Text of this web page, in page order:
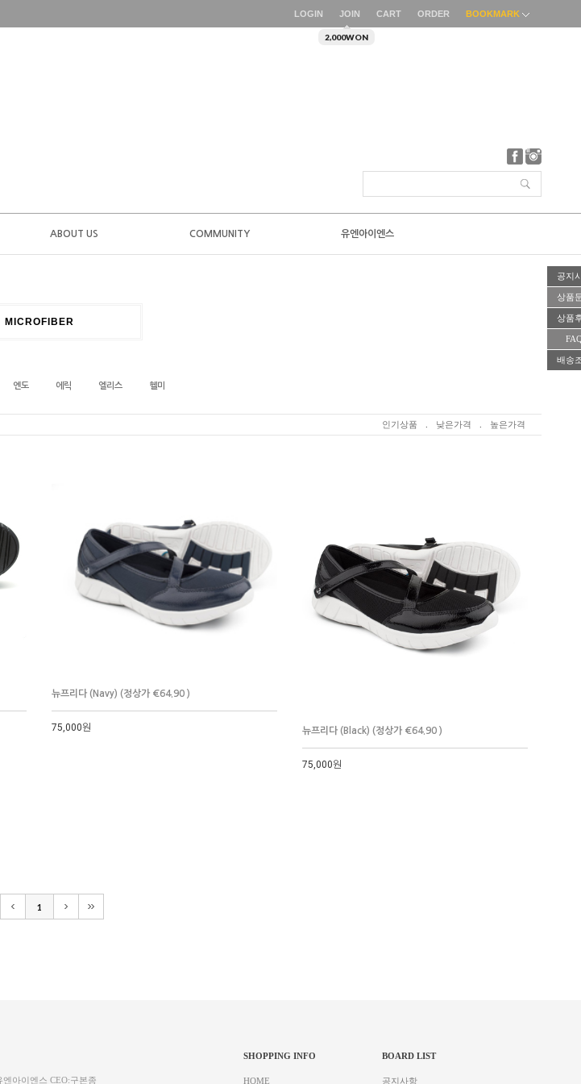
공지
상품
상품
배송
LOGIN JOIN
2,000WON
CART ORDER BOOKMARK
ABOUT US COMMUNITY 유엔아이엔스
MICROFIBER
엔도 에릭 엘리스 헬미
인기상품 낮은가격 높은가격
뉴프리다 (Navy) (정상가 €64.90 )
75,000원 뉴프리다 (Black) (정상가 €64.90 )
75,000원
1
아이엔스 CEO:구본종
SHOPPING INFO
HOME
BOARD LIST
공지사항